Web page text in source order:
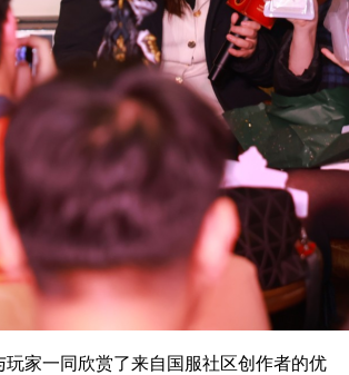
玩家一同欣赏了来自国服社区创作者的优